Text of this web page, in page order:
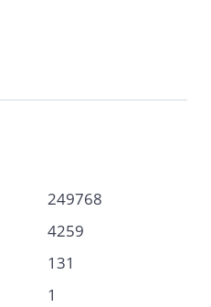
1
249768
4259
131